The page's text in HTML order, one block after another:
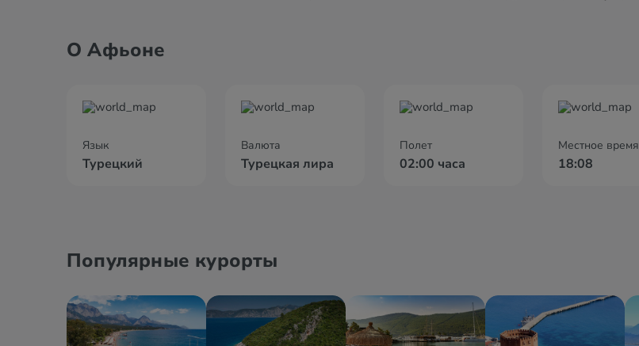
О Афьоне
Язык
Турецкий
Валюта
Турецкая лира
Полет
02:00 часа
Местное время
18:08
Популярные курорты